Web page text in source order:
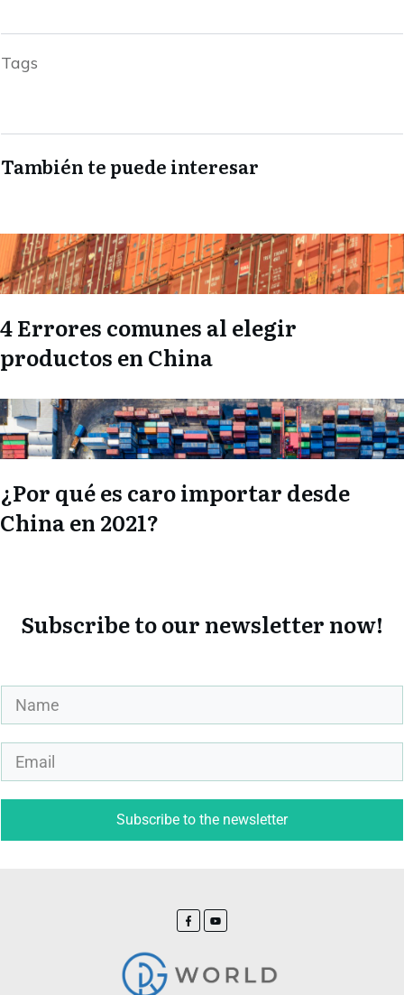
Tags
También te puede interesar
4 Errores comunes al elegir
productos en China
¿Por qué es caro importar desde
China en 2021?
Subscribe to our newsletter now!
Subscribe to the newsletter